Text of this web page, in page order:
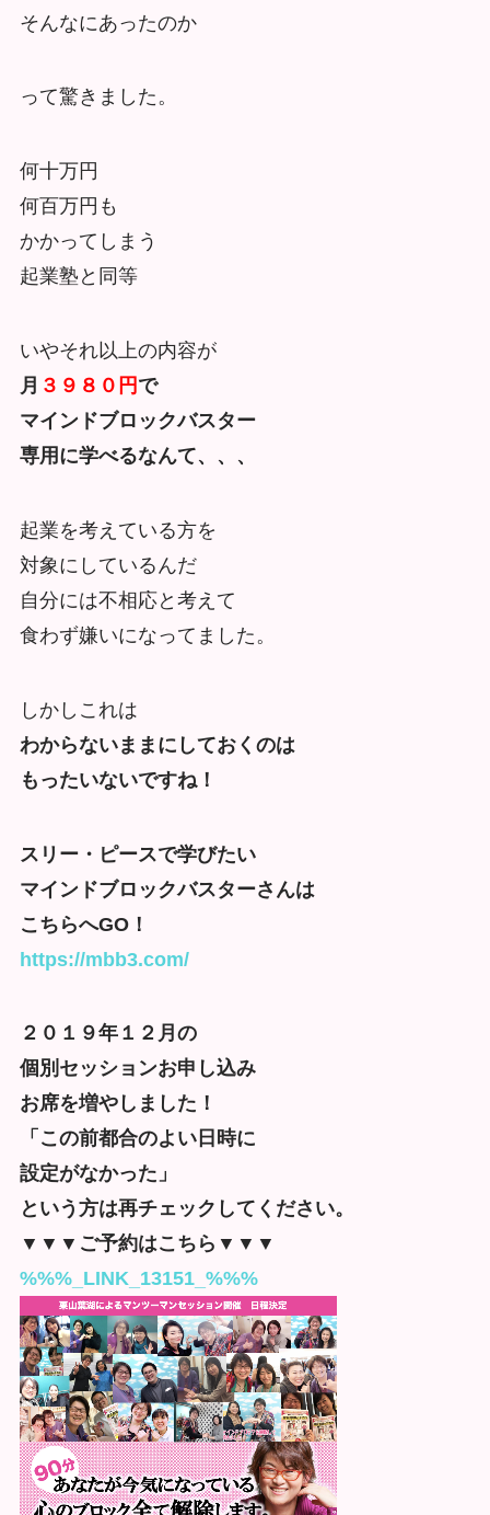
そんなにあったのか
って驚きました。
何十万円
何百万円も
かかってしまう
起業塾と同等
いやそれ以上の内容が
月 ３９８０円 で
マインドブロックバスター
専用に学べるなんて、、、
起業を考えている方を
対象にしているんだ
自分には不相応と考えて
食わず嫌いになってました。
しかしこれは
わからないままにしておくのは
もったいないですね！
スリー・ピースで学びたい
マインドブロックバスターさんは
こちらへGO！
https://mbb3.com/
２０１９年１２月の
個別セッションお申し込み
お席を増やしました！
「この前都合のよい日時に
設定がなかった」
という方は再チェックしてください。
▼▼▼ご予約はこちら▼▼▼
%%%_LINK_13151_%%%